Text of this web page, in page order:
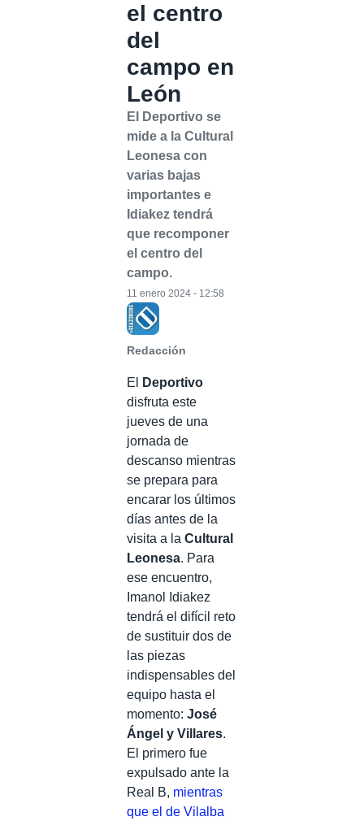
el centro
del
campo en
León
El Deportivo se
mide a la Cultural
Leonesa con
varias bajas
importantes e
Idiakez tendrá
que recomponer
el centro del
campo.
Redacción
11 enero 2024 - 12:58
El
Deportivo
disfruta este
jueves de una
jornada de
descanso mientras
se prepara para
encarar los últimos
días antes de la
visita a la Cultural
Leonesa. Para
ese encuentro,
Imanol Idiakez
tendrá el difícil reto
de sustituir dos de
las piezas
indispensables del
equipo hasta el
momento: José
Ángel y Villares.
El primero fue
expulsado ante la
Real B, mientras
que el de Vilalba